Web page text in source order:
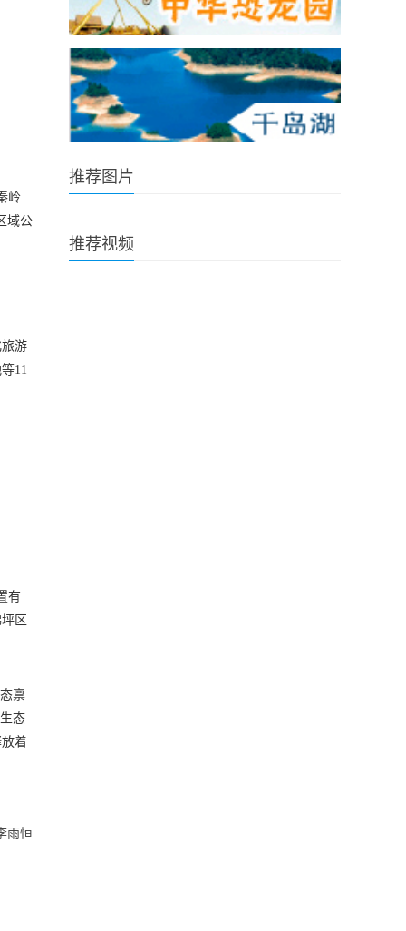
岭
域公
游
11
有
区
禀
态
着
雨恒
推荐图片
推荐视频